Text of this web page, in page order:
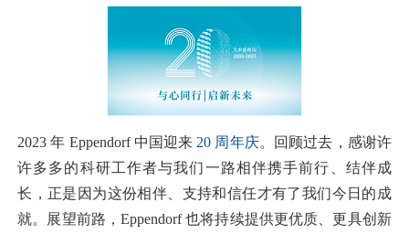
2023 年 Eppendorf 中国迎来 20 周年庆。回顾过去，感谢许
许多多的科研工作者与我们一路相伴携手前行、结伴成
长，正是因为这份相伴、支持和信任才有了我们今日的成
就。展望前路，Eppendorf 也将持续提供更优质、更具创新